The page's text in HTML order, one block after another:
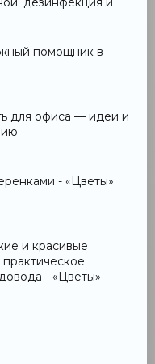
помощник в
для офиса — идеи и
- «Цветы»
и красивые
- «Цветы»